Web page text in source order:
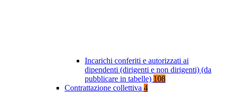
Incarichi conferiti e autorizzati ai
dipendenti (dirigenti e non dirigenti) (da
pubblicare in tabelle) 108
Contrattazione collettiva 4